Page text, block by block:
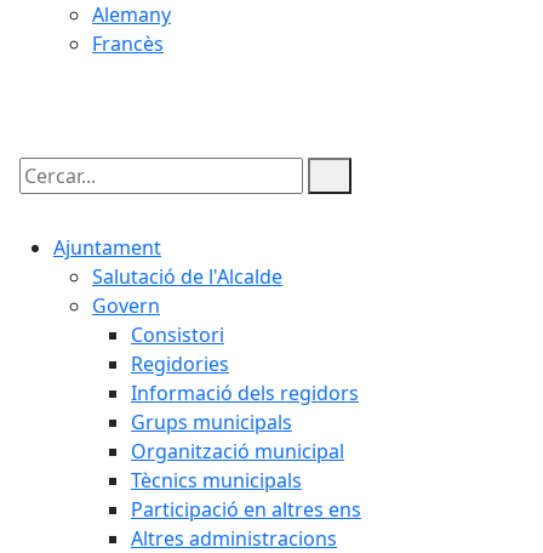
Alemany
Francès
Cercar:
Ajuntament
Salutació de l'Alcalde
Govern
Consistori
Regidories
Informació dels regidors
Grups municipals
Organització municipal
Tècnics municipals
Participació en altres ens
Altres administracions